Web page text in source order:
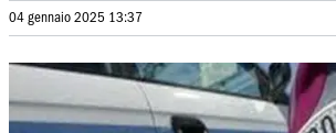
04 gennaio 2025 13:37